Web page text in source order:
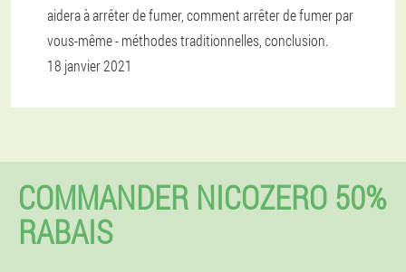
aidera à arrêter de fumer, comment arrêter de fumer par
vous-même - méthodes traditionnelles, conclusion.
18 janvier 2021
COMMANDER NICOZERO 50%
RABAIS